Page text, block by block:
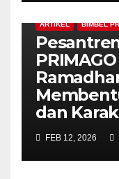
ARTIKEL BIMBEL
dan
FEB 12, 2026